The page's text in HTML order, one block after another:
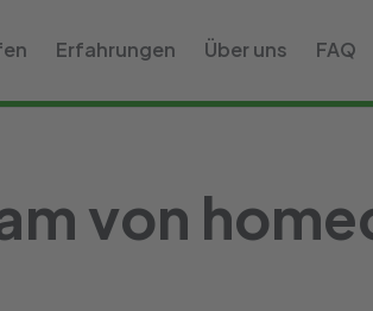
Erfahrungen Über uns FAQ
von